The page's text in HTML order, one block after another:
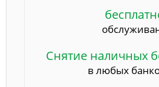
Снятие наличных
в любых